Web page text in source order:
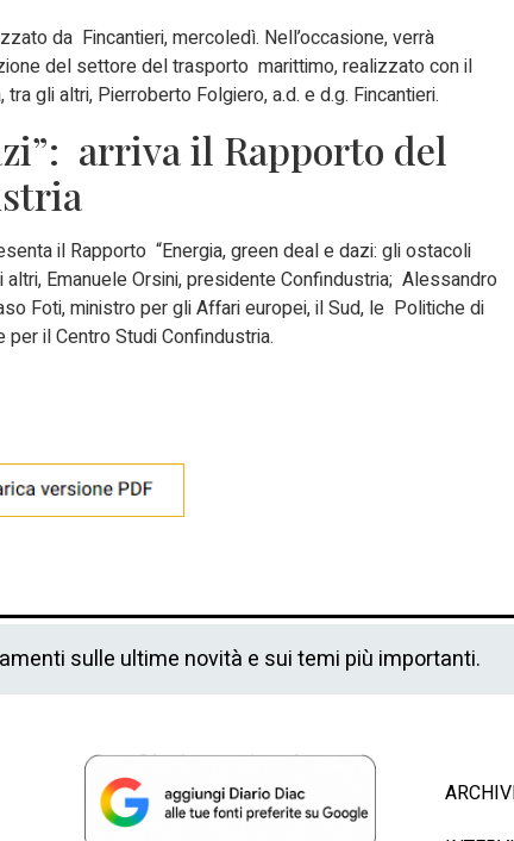
da Fincantieri, mercoledì. Nell’occasione, verrà
del settore del trasporto marittimo, realizzato con il
gli altri, Pierroberto Folgiero, a.d. e d.g. Fincantieri.
arriva il Rapporto del
il Rapporto “Energia, green deal e dazi: gli ostacoli
Emanuele Orsini, presidente Confindustria; Alessandro
Foti, ministro per gli Affari europei, il Sud, le Politiche di
il Centro Studi Confindustria.
sulle ultime novità e sui temi più importanti.